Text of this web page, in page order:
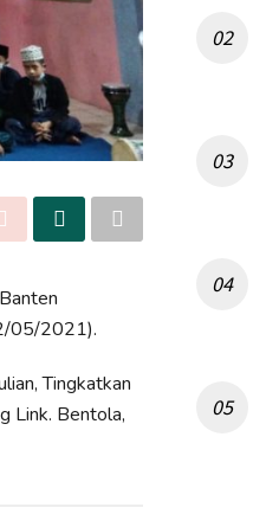
05/2021).
Tingkatkan
Link. Bentola,